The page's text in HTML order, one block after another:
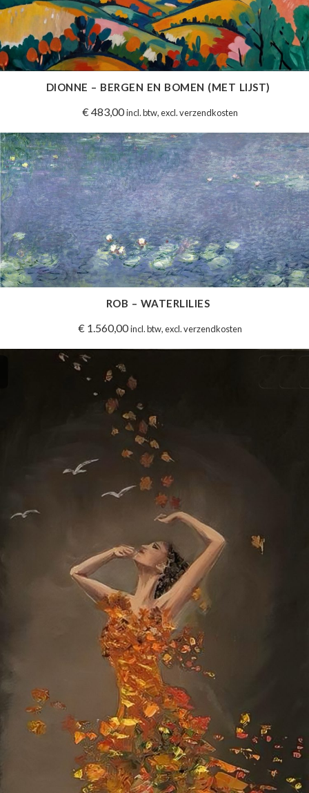
DIONNE – BERGEN EN BOMEN (MET LIJST)
€ 483,00 incl. btw, excl. verzendkosten
ROB – WATERLILIES
€1.560,00 incl. btw, excl. verzendkosten